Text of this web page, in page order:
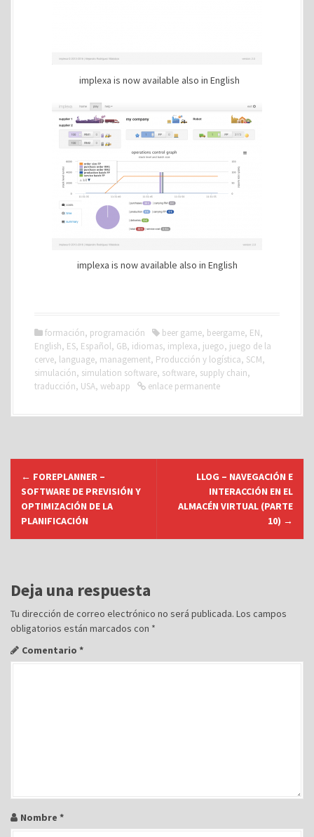
implexa is now available also in English
implexa is now available also in English
formación, programación beer game, beergame, EN,
English, ES, Español, GB, idiomas, implexa, juego, juego de la
cerve, language, management, Producción y logística, SCM,
simulación, simulation software, software, supply chain,
traducción, USA, webapp enlace permanente
g
c
i
ó
n
d
d
a
← FOREPLANNER –
SOFTWARE DE PREVISIÓN Y
OPTIMIZACIÓN DE LA
PLANIFICACIÓN
LLOG – NAVEGACIÓN E
INTERACCIÓN EN EL
ALMACÉN VIRTUAL (PARTE
10) →
Deja una respuesta
Tu dirección de correo electrónico no será publicada. Los campos
obligatorios están marcados con *
Comentario *
Nombre *